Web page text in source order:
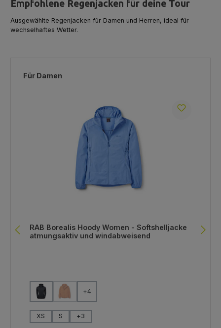
Empfohlene Regenjacken für deine Tour
Ausgewählte Regenjacken für Damen und Herren, ideal für
wechselhaftes Wetter.
Produktgalerie überspringen
Für Damen
RAB Borealis Hoody Women - Softshelljacke
atmungsaktiv und windabweisend
Farbe auswählen
(Diese Option ist zurzeit nicht verfügbar.)
+4
Größe auswählen
XS S +3